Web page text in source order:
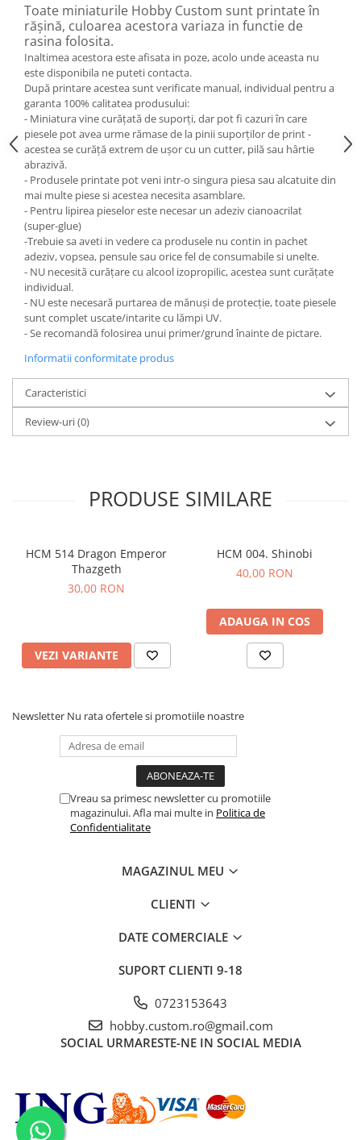
Toate miniaturile Hobby Custom sunt printate în
rășină, culoarea acestora variaza in functie de
rasina folosita.
Inaltimea acestora este afisata in poze, acolo unde aceasta nu
este disponibila ne puteti contacta.
După printare acestea sunt verificate manual, individual pentru a
garanta 100% calitatea produsului:
- Miniatura vine curățată de suporți, dar pot fi cazuri în care
piesele pot avea urme rămase de la pinii suporților de print -
acestea se curăță extrem de ușor cu un cutter, pilă sau hârtie
abrazivă.
- Produsele printate pot veni intr-o singura piesa sau alcatuite din
mai multe piese si acestea necesita asamblare.
- Pentru lipirea pieselor este necesar un adeziv cianoacrilat
(super-glue)
-Trebuie sa aveti in vedere ca produsele nu contin in pachet
adeziv, vopsea, pensule sau orice fel de consumabile si unelte.
- NU necesită curățare cu alcool izopropilic, acestea sunt curățate
individual.
- NU este necesară purtarea de mănuși de protecție, toate piesele
sunt complet uscate/intarite cu lămpi UV.
- Se recomandă folosirea unui primer/grund înainte de pictare.
Informatii conformitate produs
Caracteristici
Review-uri(0)
PRODUSE SIMILARE
HCM 514 Dragon Emperor
Thazgeth
30,00 RON
VEZI VARIANTE
HCM 004. Shinobi
40,00 RON
ADAUGA IN COS
Newsletter Nu rata ofertele si promotiile noastre
Vreau sa primesc newsletter cu promotiile
magazinului. Afla mai multe in Politica de
Confidentialitate
MAGAZINUL MEU
CLIENTI
DATE COMERCIALE
SUPORT CLIENTI 9-18
0723153643
hobby.custom.ro@gmail.com
SOCIAL URMARESTE-NE IN SOCIAL MEDIA